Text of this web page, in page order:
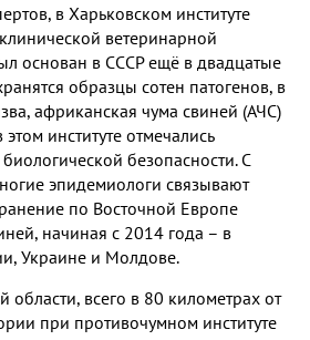
в Харьковском институте
ветеринарной
основан в СССР ещё в двадцатые
образцы сотен патогенов, в
африканская чума свиней (АЧС)
институте отмечались
безопасности. С
эпидемиологи связывают
по Восточной Европе
начиная с 2014 года – в
Украине и Молдове.
области, всего в 80 километрах от
при противочумном институте